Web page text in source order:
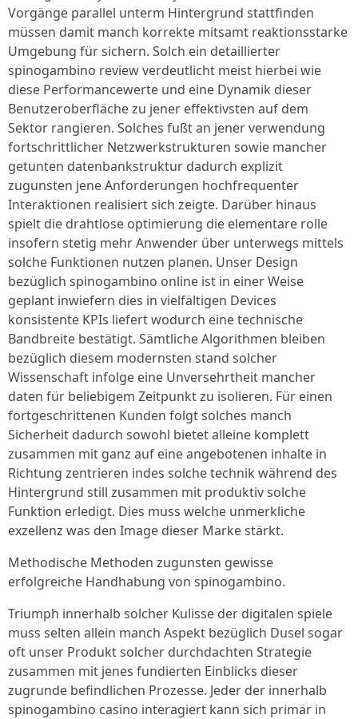
Vorgänge parallel unterm Hintergrund stattfinden
müssen damit manch korrekte mitsamt reaktionsstarke
Umgebung für sichern. Solch ein detaillierter
spinogambino review verdeutlicht meist hierbei wie
diese Performancewerte und eine Dynamik dieser
Benutzeroberfläche zu jener effektivsten auf dem
Sektor rangieren. Solches fußt an jener verwendung
fortschrittlicher Netzwerkstrukturen sowie mancher
getunten datenbankstruktur dadurch explizit
zugunsten jene Anforderungen hochfrequenter
Interaktionen realisiert sich zeigte. Darüber hinaus
spielt die drahtlose optimierung die elementare rolle
insofern stetig mehr Anwender über unterwegs mittels
solche Funktionen nutzen planen. Unser Design
bezüglich spinogambino online ist in einer Weise
geplant inwiefern dies in vielfältigen Devices
konsistente KPIs liefert wodurch eine technische
Bandbreite bestätigt. Sämtliche Algorithmen bleiben
bezüglich diesem modernsten stand solcher
Wissenschaft infolge eine Unversehrtheit mancher
daten für beliebigem Zeitpunkt zu isolieren. Für einen
fortgeschrittenen Kunden folgt solches manch
Sicherheit dadurch sowohl bietet alleine komplett
zusammen mit ganz auf eine angebotenen inhalte in
Richtung zentrieren indes solche technik während des
Hintergrund still zusammen mit produktiv solche
Funktion erledigt. Dies muss welche unmerkliche
exzellenz was den Image dieser Marke stärkt.
Methodische Methoden zugunsten gewisse
erfolgreiche Handhabung von spinogambino.
Triumph innerhalb solcher Kulisse der digitalen spiele
muss selten allein manch Aspekt bezüglich Dusel sogar
oft unser Produkt solcher durchdachten Strategie
zusammen mit jenes fundierten Einblicks dieser
zugrunde befindlichen Prozesse. Jeder der innerhalb
spinogambino casino interagiert kann sich primär in